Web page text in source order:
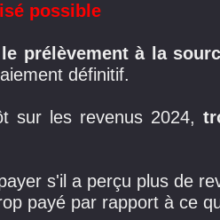
possible
le prélèvement à la
définitif.
sur les revenus 2024,
s'il a perçu plus de
payé par rapport à ce